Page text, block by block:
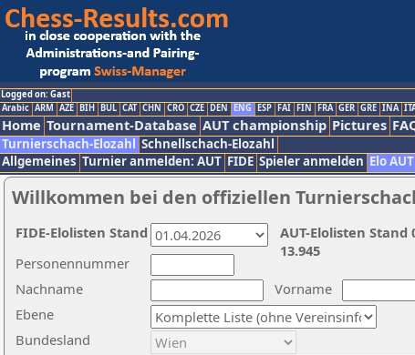
Logged on: Gast
Arabic ARM AZE BIH BUL CAT CHN CRO CZE DEN ENG ESP FAI FIN FRA GER GRE INA
Home Tournament-Database AUT championship Pictures
Turnierschach-Elozahl Schnellschach-Elozahl
Allgemeines Turnier anmelden: AUT FIDE Spieler anmelden Elo AUT
Willkommen bei den offiziellen
Nachname
Vorname
Ebene
Personennummer
Bundesland
AUT-Elolisten
13.945
FIDE-Elolisten Stand